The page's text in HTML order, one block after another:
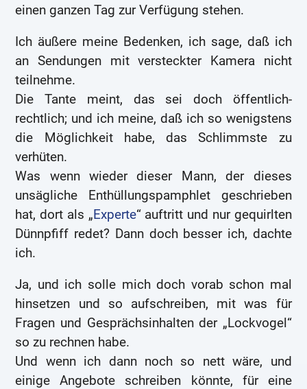
einen ganzen Tag zur Verfügung stehen.
Ich äußere meine Bedenken, ich sage, daß ich
an Sendungen mit versteckter Kamera nicht
teilnehme.
Die Tante meint, das sei doch öffentlich-
rechtlich; und ich meine, daß ich so wenigstens
die Möglichkeit habe, das Schlimmste zu
verhüten.
Was wenn wieder dieser Mann, der dieses
unsägliche Enthüllungspamphlet geschrieben
hat, dort als „Experte“ auftritt und nur gequirlten
Dünnpfiff redet? Dann doch besser ich, dachte
ich.
Ja, und ich solle mich doch vorab schon mal
hinsetzen und so aufschreiben, mit was für
Fragen und Gesprächsinhalten der „Lockvogel“
so zu rechnen habe.
Und wenn ich dann noch so nett wäre, und
einige Angebote schreiben könnte, für eine